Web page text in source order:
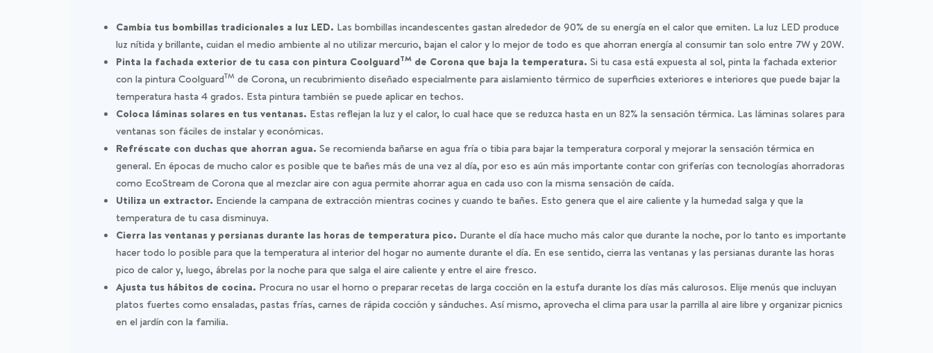
Cambia tus bombillas tradicionales a luz LED. Las bombillas incandescentes gastan alrededor de 90% de su energía en el calor que emiten. La luz LED produce
luz nítida y brillante, cuidan el medio ambiente al no utilizar mercurio, bajan el calor y lo mejor de todo es que ahorran energía al consumir tan solo entre 7W y 20W.
Pinta la fachada exterior de tu casa con pintura CoolguardTM de Corona que baja la temperatura. Si tu casa está expuesta al sol, pinta la fachada exterior
con la pintura CoolguardTM de Corona, un recubrimiento diseñado especialmente para aislamiento térmico de superficies exteriores e interiores que puede bajar la
temperatura hasta 4 grados. Esta pintura también se puede aplicar en techos.
Coloca láminas solares en tus ventanas. Estas reflejan la luz y el calor, lo cual hace que se reduzca hasta en un 82% la sensación térmica. Las láminas solares para
ventanas son fáciles de instalar y económicas.
Refréscate con duchas que ahorran agua. Se recomienda bañarse en agua fría o tibia para bajar la temperatura corporal y mejorar la sensación térmica en
general. En épocas de mucho calor es posible que te bañes más de una vez al día, por eso es aún más importante contar con griferías con tecnologías ahorradoras
como EcoStream de Corona que al mezclar aire con agua permite ahorrar agua en cada uso con la misma sensación de caída.
Utiliza un extractor. Enciende la campana de extracción mientras cocines y cuando te bañes. Esto genera que el aire caliente y la humedad salga y que la
temperatura de tu casa disminuya.
Cierra las ventanas y persianas durante las horas de temperatura pico. Durante el día hace mucho más calor que durante la noche, por lo tanto es importante
hacer todo lo posible para que la temperatura al interior del hogar no aumente durante el día. En ese sentido, cierra las ventanas y las persianas durante las horas
pico de calor y, luego, ábrelas por la noche para que salga el aire caliente y entre el aire fresco.
Ajusta tus hábitos de cocina. Procura no usar el horno o preparar recetas de larga cocción en la estufa durante los días más calurosos. Elije menús que incluyan
platos fuertes como ensaladas, pastas frías, carnes de rápida cocción y sánduches. Así mismo, aprovecha el clima para usar la parrilla al aire libre y organizar picnics
en el jardín con la familia.